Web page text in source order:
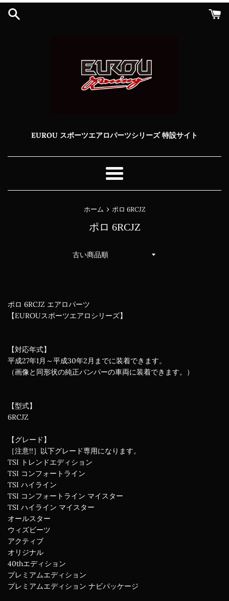
コ
EUROU スポーツエアロパーツシリーズ 特設サイト
メ
ニ
ー
ホーム › ポロ 6RCJZ
ポロ 6RCJZ
並
ポロ 6RCJZ エアロパーツ
【EUROUスポーツエアロシリーズ】
【対応年式】
平成27年1月～平成30年2月までに装着できます。
（画像と同形状の純正バンパーの車両に装着できます。）
【型式】
6RCJZ
【グレード】
［注意!!］以下グレード専用になります。
TSI トレンドエディション
TSI コンフォートライン
TSI ハイライン
TSI コンフォートライン マイスター
TSI ハイライン マイスター
オールスター
ウィズビーツ
アクティブ
オリジナル
40thエディション
プレミアムエディション
プレミアムエディション ナビパッケージ